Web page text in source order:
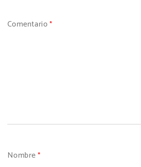
Comentario*
Nombre *